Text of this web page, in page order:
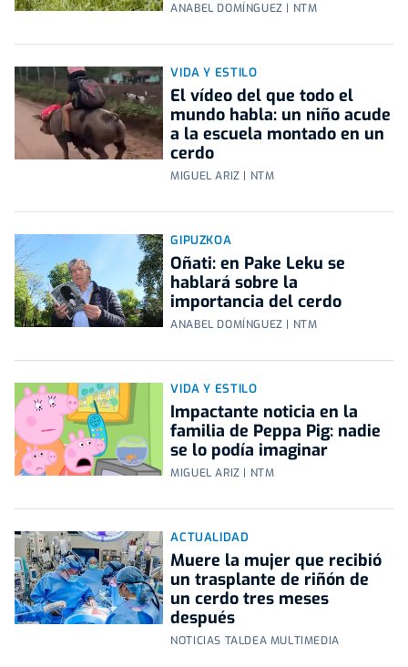
ANABEL DOMÍNGUEZ | NTM
VIDA Y ESTILO
El vídeo del que todo el
mundo habla: un niño acude
a la escuela montado en un
cerdo
MIGUEL ARIZ | NTM
GIPUZKOA
Oñati: en Pake Leku se
hablará sobre la
importancia del cerdo
ANABEL DOMÍNGUEZ | NTM
VIDA Y ESTILO
Impactante noticia en la
familia de Peppa Pig: nadie
se lo podía imaginar
MIGUEL ARIZ | NTM
ACTUALIDAD
Muere la mujer que recibió
un trasplante de riñón de
un cerdo tres meses
después
NOTICIAS TALDEA MULTIMEDIA